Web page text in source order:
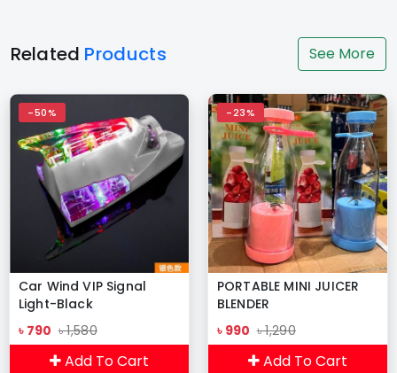
Related Products See More
-50%
Car Wind VIP Signal
Light-Black
৳ 790 ৳ 1,580
Add To Cart
-23%
PORTABLE MINI JUICER
BLENDER
৳ 990 ৳ 1,290
Add To Cart